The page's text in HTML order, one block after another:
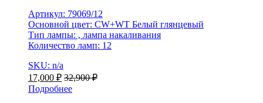
Артикул: 79069/12
Основной цвет: CW+WT Белый глянцевый
Тип лампы: , лампа накаливания
Количество ламп: 12
SKU: n/a
17,000 ₽ 32,900₽
Подробнее